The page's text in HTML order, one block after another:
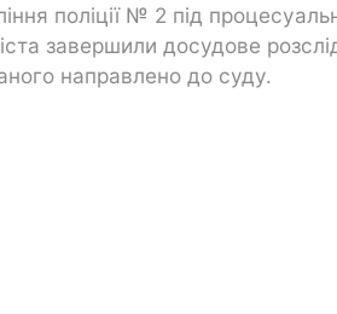
поліції № 2 під
завершили досудове
направлено до суду.